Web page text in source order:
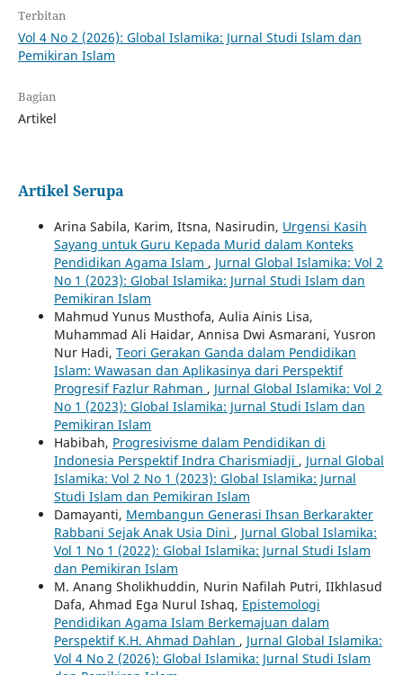
Terbitan
Vol 4 No 2 (2026): Global Islamika: Jurnal Studi Islam dan
Pemikiran Islam
Bagian
Artikel
Artikel Serupa
Arina Sabila, Karim, Itsna, Nasirudin, Urgensi Kasih
Sayang untuk Guru Kepada Murid dalam Konteks
Pendidikan Agama Islam , Jurnal Global Islamika: Vol 2
No 1 (2023): Global Islamika: Jurnal Studi Islam dan
Pemikiran Islam
Mahmud Yunus Musthofa, Aulia Ainis Lisa,
Muhammad Ali Haidar, Annisa Dwi Asmarani, Yusron
Nur Hadi, Teori Gerakan Ganda dalam Pendidikan
Islam: Wawasan dan Aplikasinya dari Perspektif
Progresif Fazlur Rahman , Jurnal Global Islamika: Vol 2
No 1 (2023): Global Islamika: Jurnal Studi Islam dan
Pemikiran Islam
Habibah, Progresivisme dalam Pendidikan di
Indonesia Perspektif Indra Charismiadji , Jurnal Global
Islamika: Vol 2 No 1 (2023): Global Islamika: Jurnal
Studi Islam dan Pemikiran Islam
Damayanti, Membangun Generasi Ihsan Berkarakter
Rabbani Sejak Anak Usia Dini , Jurnal Global Islamika:
Vol 1 No 1 (2022): Global Islamika: Jurnal Studi Islam
dan Pemikiran Islam
M. Anang Sholikhuddin, Nurin Nafilah Putri, IIkhlasud
Dafa, Ahmad Ega Nurul Ishaq, Epistemologi
Pendidikan Agama Islam Berkemajuan dalam
Perspektif K.H. Ahmad Dahlan , Jurnal Global Islamika:
Vol 4 No 2 (2026): Global Islamika: Jurnal Studi Islam